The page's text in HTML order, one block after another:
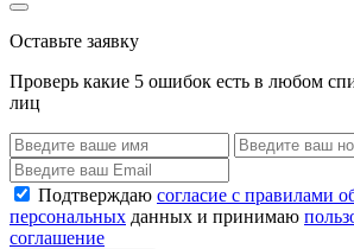
Оставьте заявку
Проверь какие 5 ошибок есть в любом
лиц
Подтверждаю согласие с правилами
персональных данных и принимаю
соглашение